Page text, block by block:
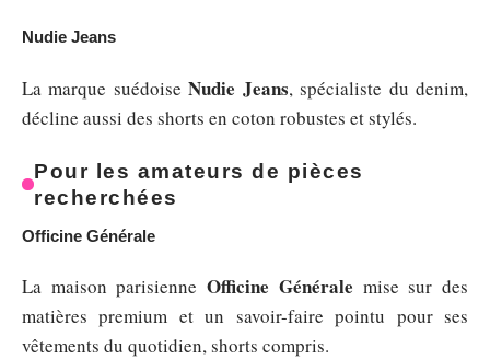
Nudie Jeans
La marque suédoiseNudie Jeans, spécialiste du denim,
décline aussi des shorts en coton robustes et stylés.
Pour les amateurs de pièces
recherchées
Officine Générale
La maison parisienneOfficine Générale mise sur des
matières premium et un savoir-faire pointu pour ses
vêtements du quotidien, shorts compris.